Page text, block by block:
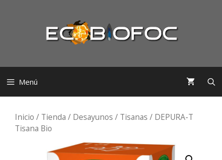
Menú
Inicio / Tienda / Desayunos / Tisanas / DEPURA-T
Tisana Bio